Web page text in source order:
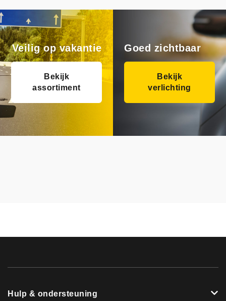
Veilig op vakantie
Bekijk
assortiment
Goed zichtbaar
Bekijk
verlichting
Hulp & ondersteuning